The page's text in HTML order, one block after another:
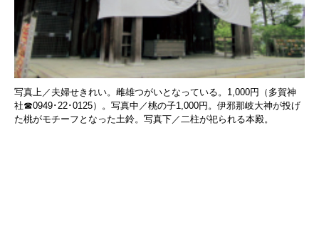
写真上／夫婦せきれい。雌雄つがいとなっている。1,000円（多賀神
社☎0949･22･0125）。写真中／桃の子1,000円。伊邪那岐大神が投げ
た桃がモチーフとなった土鈴。写真下／二柱が祀られる本殿。